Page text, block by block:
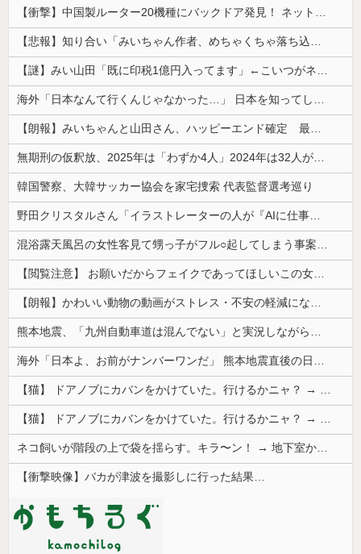
【衝撃】中国製ルーター20機種にバックドア発見！ ネットに繋ぐだけで35秒ごとに中国のサーバーと通信
【悲報】知り合い「みいちゃん作者、めちゃくちゃ落ち込んでる。以前みいちゃんへの深い愛を語ってくれた」
【謎】みい山田「既に印税1億円入ってます」←こいつがネットの叩き程度にムキになる理由
海外「日本なんて行くんじゃなかった…」 日本を知ってしまったディズニー信者、帰国後『本家』に失望する事態に
【朗報】みいちゃんと山田さん、ハッピーエンド確定 最後はママに埋葬される
無期刑の仮釈放、2025年は「わずか4人」2024年は32人が獄中死…「終身刑化」の傾向続く
韓国警察、大韓サッカー協会を家宅捜索 代表監督選考巡り
野田クリスタルさん「イラストレーターの人が『AIに仕事を奪われる』って言ってるけど、あなた達は"仕事を奪う側"じゃない？」
混浴露天風呂の女性客見て甥っ子がフル○起してしまう事案が発生 part4
【閲覧注意】 お願いだからフェイクであってほしいこの女児の動画、本物だった…
【朗報】かわいい動物の動画がストレス・不安の軽減になる可能性。英大学の研究で実証
熊本地震、「九州自動車道は混んでない」と実況しながら被災地へ向かう有名アナなどに批判殺到 全国紙記者「最新の状況をいち早く伝えることは報道機関としての責務」「情報を取り上げることには大きな意義がある」
海外「日本よ、お前がナンバーワンだ」 熊本地震直後の日本の対応のスピードに世界が衝撃
【猫】 ドアノブにカバンをかけていた。行けるかニャ？ → 猫はこうなります…
【猫】 ドアノブにカバンをかけていた。行けるかニャ？ → 猫はこうなります…
ネコ飼いが階段の上で袋を揺らす。キラ〜ン！ → 地下室からヤツが現れる…
【衝撃映像】バカが津波を撮影しに行った結果…